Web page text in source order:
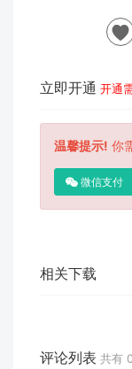
立即开通 开通
温馨提示! 你
微信支付
相关下载
评论列表 共有